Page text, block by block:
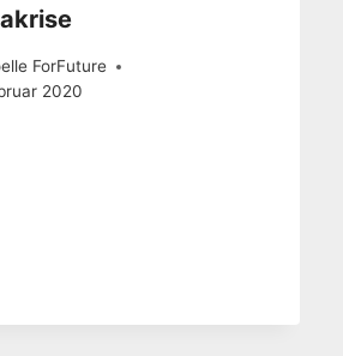
ForFuture
2020